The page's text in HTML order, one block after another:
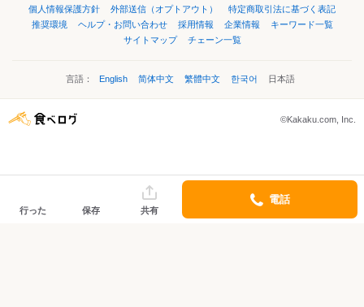
個人情報保護方針
外部送信（オプトアウト）
特定商取引法に基づく表記
推奨環境
ヘルプ・お問い合わせ 採用情報 企業情報
キーワード一覧
サイトマップ
チェーン一覧
言語： English 简体中文 繁體中文 한국어 日本語
©Kakaku.com, Inc.
行った 保存 共有
電話